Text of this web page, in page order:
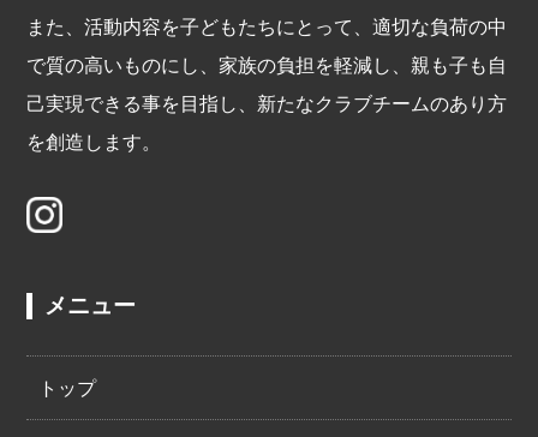
また、活動内容を子どもたちにとって、適切な負荷の中
で質の高いものにし、家族の負担を軽減し、親も子も自
己実現できる事を目指し、新たなクラブチームのあり方
を創造します。
メニュー
トップ